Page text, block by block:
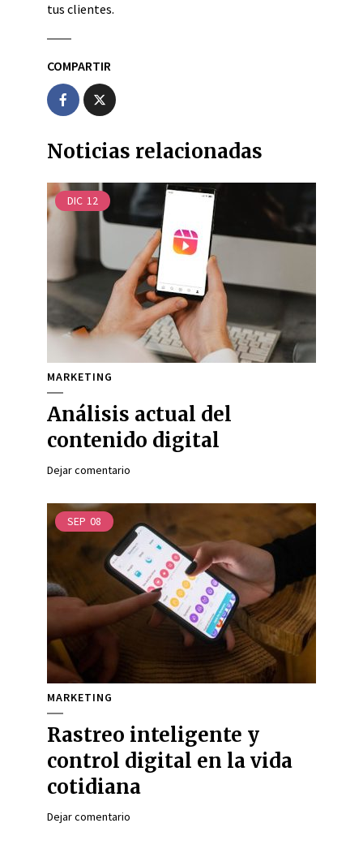
tus clientes.
COMPARTIR
Noticias relacionadas
DIC 12
MARKETING
Análisis actual del
contenido digital
Dejar comentario
SEP 08
MARKETING
Rastreo inteligente y
control digital en la vida
cotidiana
Dejar comentario